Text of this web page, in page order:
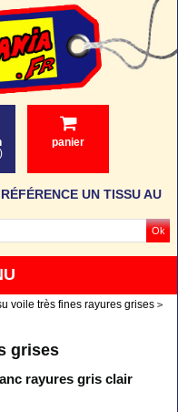
)
panier
UN TISSU AU
voile très fines rayures grises
grises
rayures gris clair